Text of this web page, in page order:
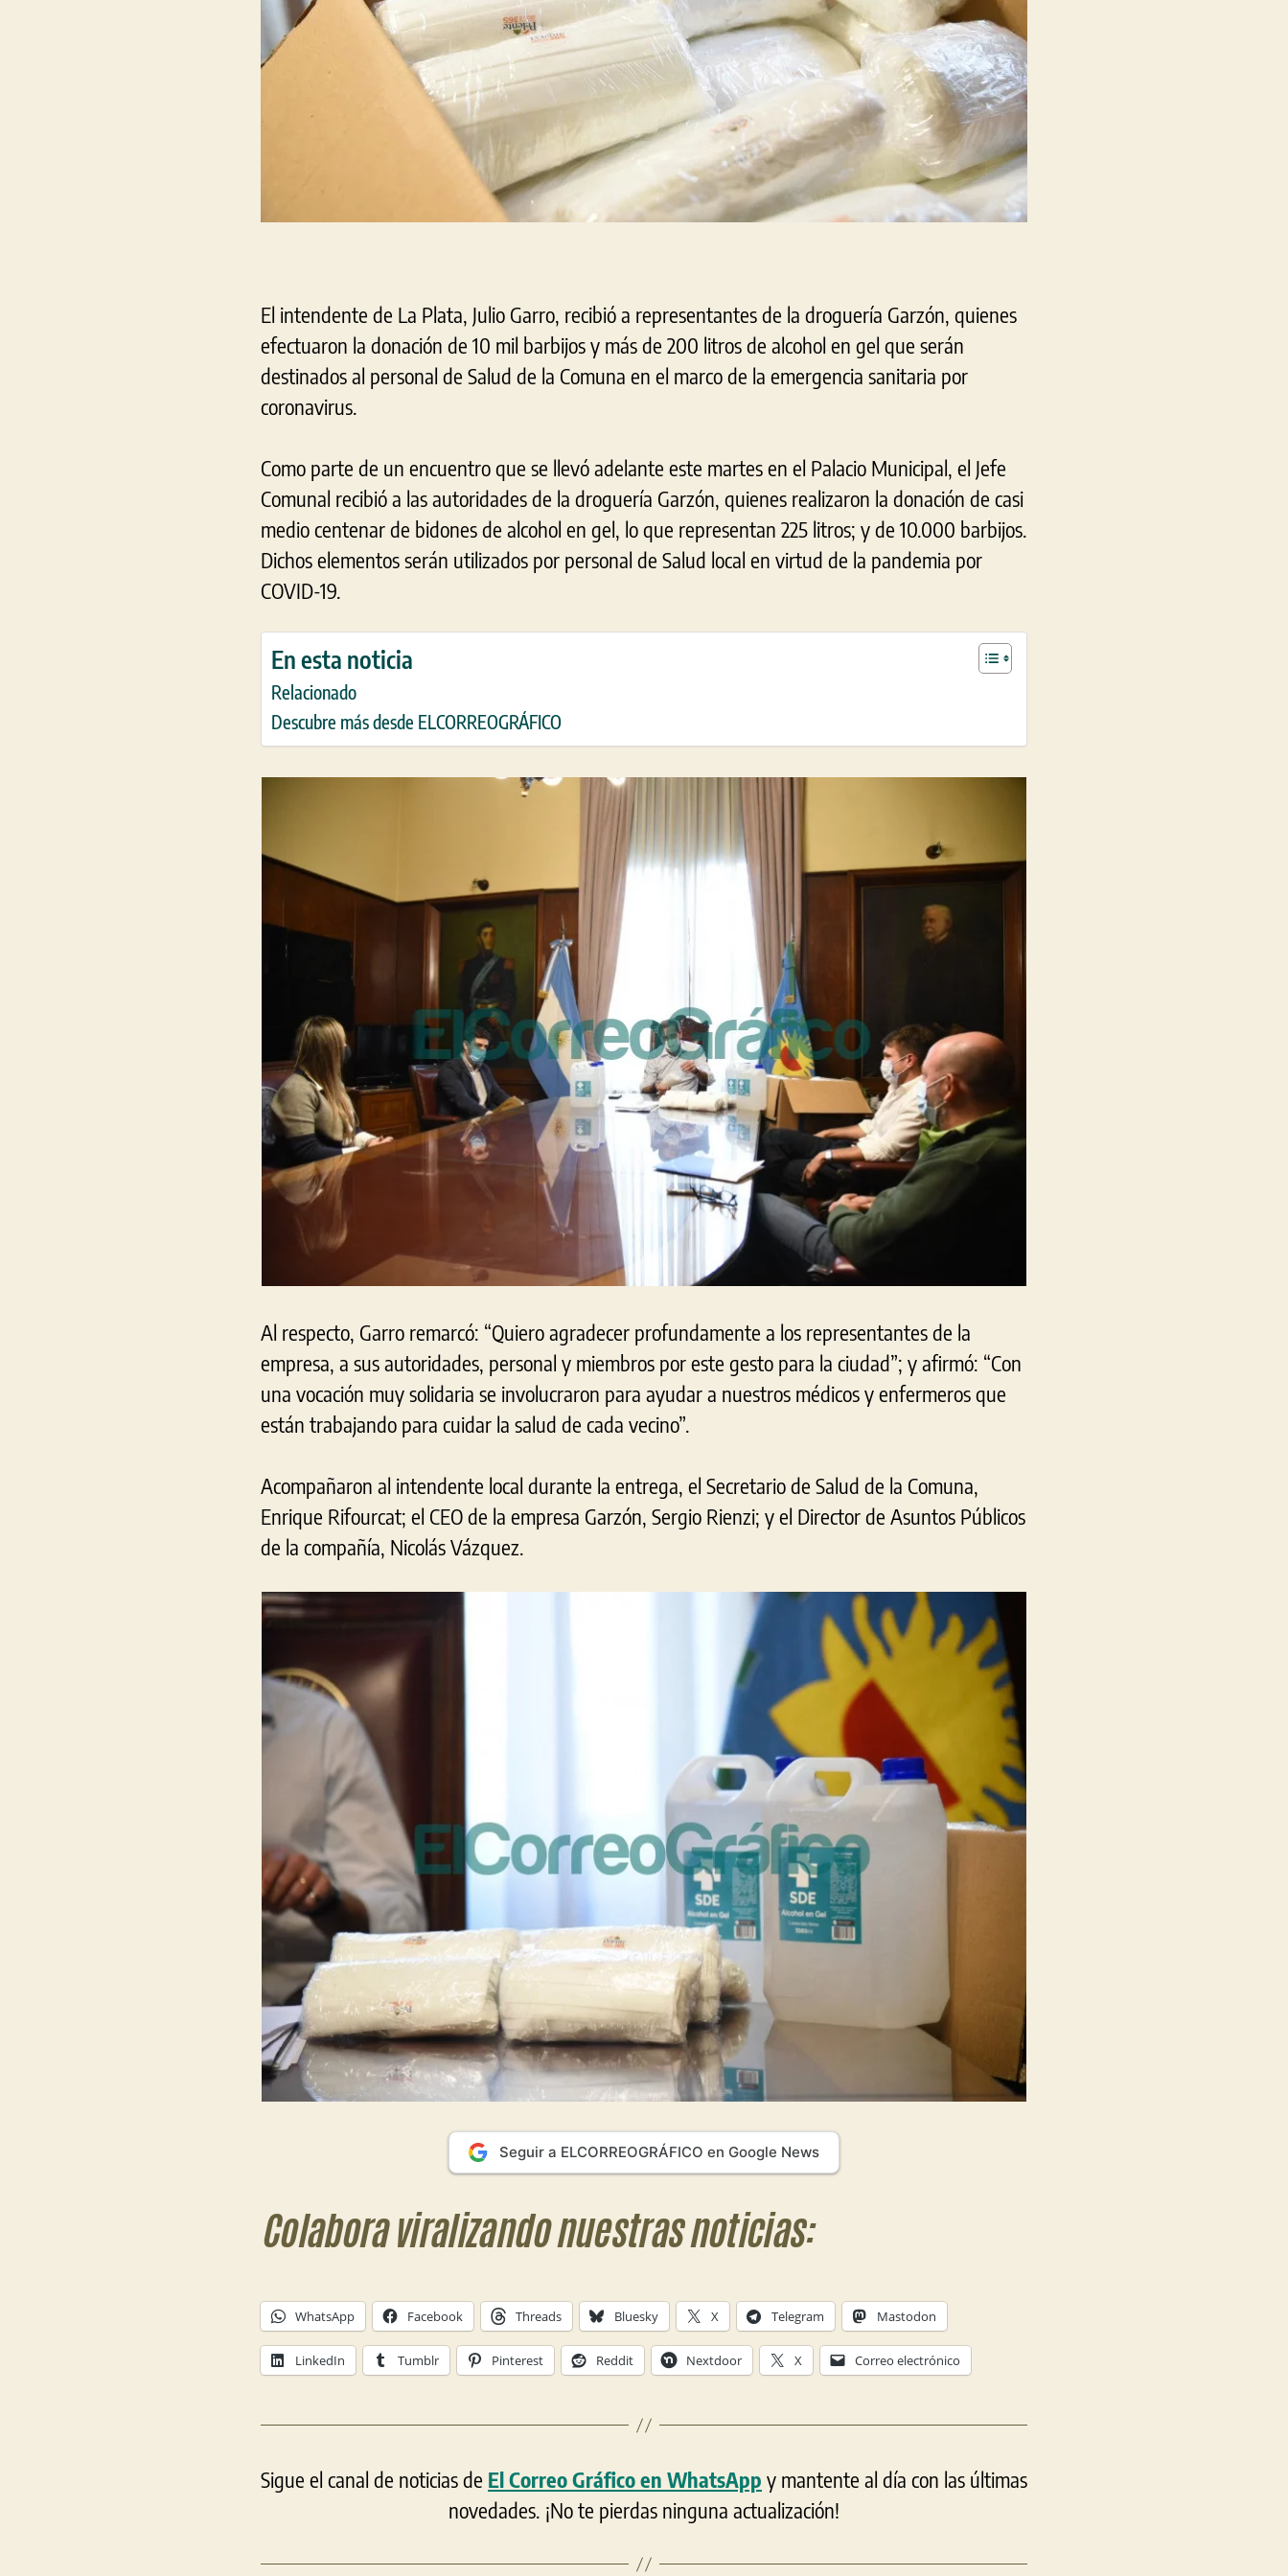
El intendente de La Plata, Julio Garro, recibió a representantes de la droguería Garzón, quienes
efectuaron la donación de 10 mil barbijos y más de 200 litros de alcohol en gel que serán
destinados al personal de Salud de la Comuna en el marco de la emergencia sanitaria por
coronavirus.
Como parte de un encuentro que se llevó adelante este martes en el Palacio Municipal, el Jefe
Comunal recibió a las autoridades de la droguería Garzón, quienes realizaron la donación de casi
medio centenar de bidones de alcohol en gel, lo que representan 225 litros; y de 10.000 barbijos.
Dichos elementos serán utilizados por personal de Salud local en virtud de la pandemia por
COVID-19.
En esta noticia
Relacionado
Descubre más desde ELCORREOGRÁFICO
Al respecto, Garro remarcó: “Quiero agradecer profundamente a los representantes de la
empresa, a sus autoridades, personal y miembros por este gesto para la ciudad”; y afirmó: “Con
una vocación muy solidaria se involucraron para ayudar a nuestros médicos y enfermeros que
están trabajando para cuidar la salud de cada vecino”.
Acompañaron al intendente local durante la entrega, el Secretario de Salud de la Comuna,
Enrique Rifourcat; el CEO de la empresa Garzón, Sergio Rienzi; y el Director de Asuntos Públicos
de la compañía, Nicolás Vázquez.
Seguir a ELCORREOGRÁFICO en Google News
Colabora viralizando nuestras noticias:
WhatsApp Facebook Threads Bluesky X Telegram Mastodon
LinkedIn Tumblr Pinterest Reddit Nextdoor X Correo electrónico
Sigue el canal de noticias de El Correo Gráfico en WhatsApp y mantente al día con las últimas
novedades. ¡No te pierdas ninguna actualización!